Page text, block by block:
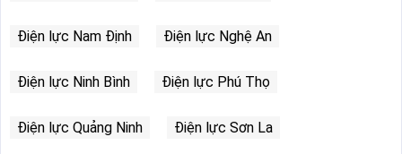
Điện lực Nam Định Điện lực Nghệ An
Điện lực Ninh Bình Điện lực Phú Thọ
Điện lực Quảng Ninh Điện lực Sơn La